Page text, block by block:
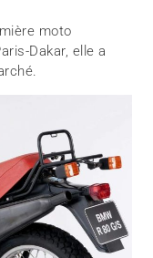
moto
Dakar, elle a